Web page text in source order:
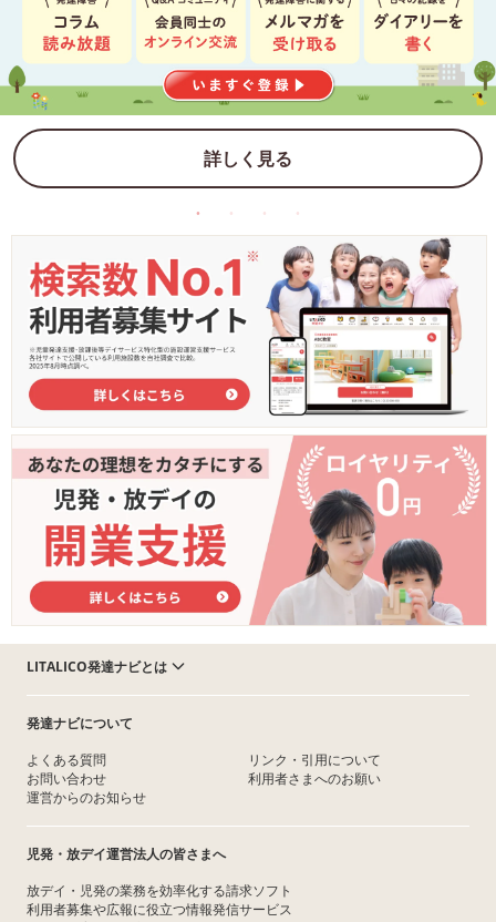
詳しく見る
LITALICO発達ナビとは
発達ナビについて
よくある質問
お問い合わせ
運営からのお知らせ
リンク・引用について
利用者さまへのお願い
児発・放デイ運営法人の皆さまへ
放デイ・児発の業務を効率化する請求ソフト
利用者募集や広報に役立つ情報発信サービス